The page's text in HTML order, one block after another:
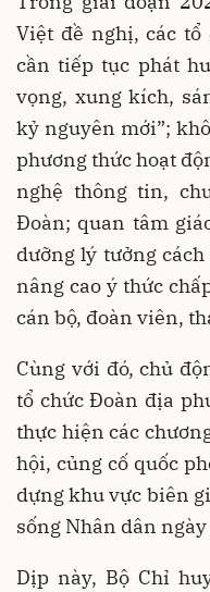
Việt đề nghị, các
cần tiếp tục phát
vọng, xung kích,
kỷ nguyên mới”;
phương thức hoạt
nghệ thông tin,
Đoàn; quan tâm
dưỡng lý tưởng
nâng cao ý thức
cán bộ, đoàn viên,
Cùng với đó, chủ
tổ chức Đoàn địa
thực hiện các
hội, củng cố quốc
dựng khu vực biên
sống Nhân dân
Dịp này, Bộ Chỉ